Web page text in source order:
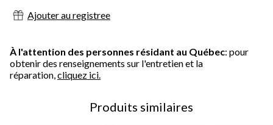
Ajouter au registree
À l'attention des personnes résidant au Québec: pour
obtenir des renseignements sur l'entretien et la
réparation,cliquez ici.
Produits similaires